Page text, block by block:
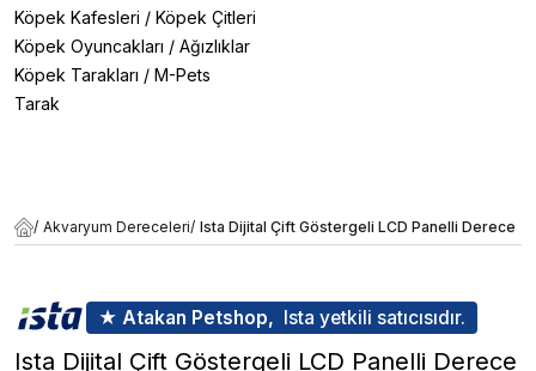
Köpek Kafesleri / Köpek Çitleri
Köpek Oyuncakları / Ağızlıklar
Köpek Tarakları / M-Pets
Tarak
/ Akvaryum Dereceleri/ Ista Dijital Çift Göstergeli LCD Panelli Derece
★ Atakan Petshop, Ista yetkili satıcısıdır.
Ista Dijital Çift Göstergeli LCD Panelli Derece